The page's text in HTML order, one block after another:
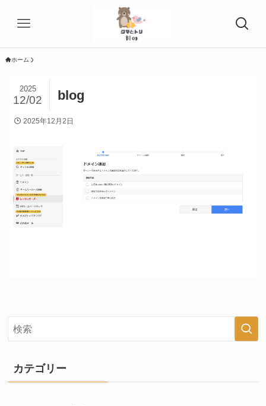
ホーム
blog
2025
12/02
2025年12月2日
カテゴリー